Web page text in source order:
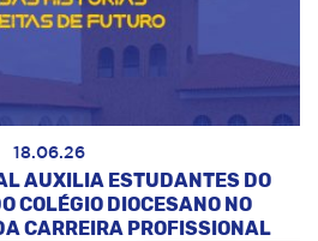
18.06.26
AUXILIA ESTUDANTES DO
COLÉGIO DIOCESANO NO
CARREIRA PROFISSIONAL